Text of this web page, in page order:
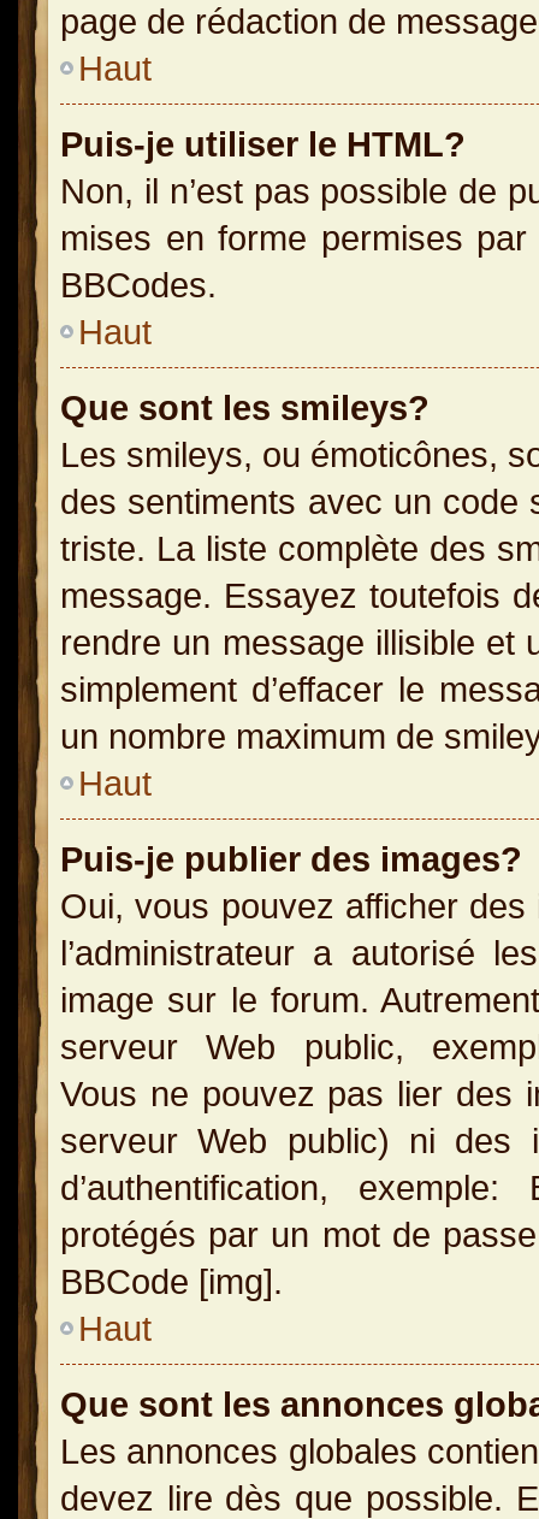
page de rédaction de
Haut
Puis-je utiliser le HTML?
Non, il n’est pas possible de
mises en forme permises
BBCodes.
Haut
Que sont les smileys?
Les smileys, ou émoticônes,
des sentiments avec un code
triste. La liste complète des
message. Essayez toutefois
rendre un message illisible et
simplement d’effacer le
un nombre maximum de
Haut
Puis-je publier des images?
Oui, vous pouvez afficher
l’administrateur a autorisé
image sur le forum.
serveur Web public,
Vous ne pouvez pas lier des
serveur Web public) ni des
d’authentification,
protégés par un mot de
BBCode [img].
Haut
Que sont les annonces
Les annonces globales
devez lire dès que possible.